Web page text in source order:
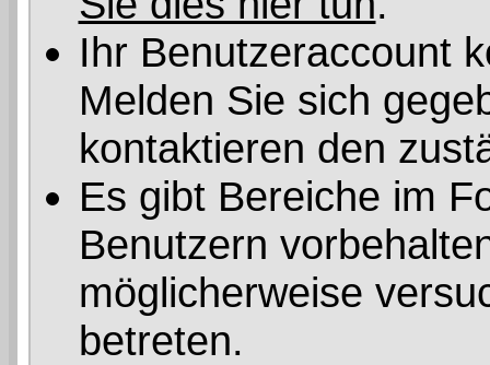
Ihr Benutzeraccount
Melden Sie sich
kontaktieren den
Es gibt Bereiche im
Benutzern
möglicherweise
betreten.